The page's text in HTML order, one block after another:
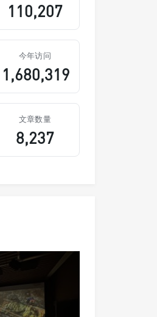
110,207
今年访问
1,680,319
文章数量
8,237